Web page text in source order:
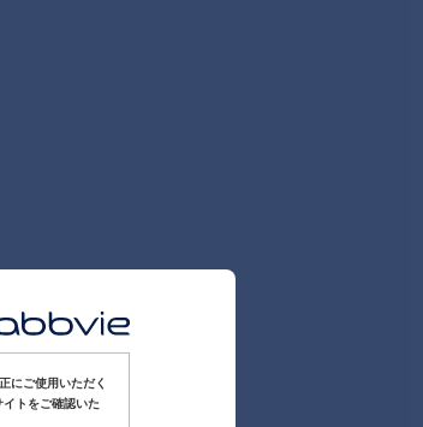
にご使用いただく
トをご確認いた